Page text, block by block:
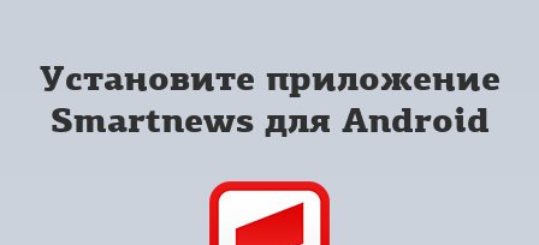
Установите приложение
Smartnews для Android